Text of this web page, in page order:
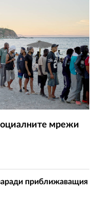
мрежи
приближаващия